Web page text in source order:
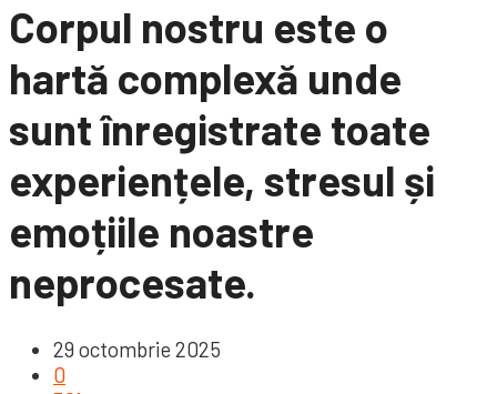
Corpul nostru este o
hartă complexă unde
sunt înregistrate toate
experiențele, stresul și
emoțiile noastre
neprocesate.
29 octombrie 2025
0